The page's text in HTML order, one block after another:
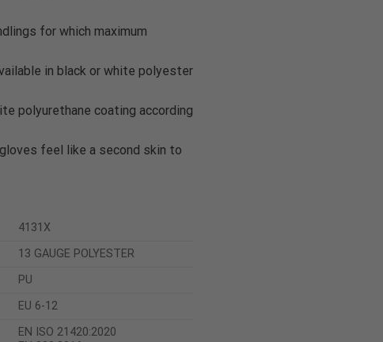
for which maximum
in black or white polyester
polyurethane coating according
feel like a second skin to
4131X
13 GAUGE POLYESTER
PU
EU 6-12
EN ISO 21420:2020